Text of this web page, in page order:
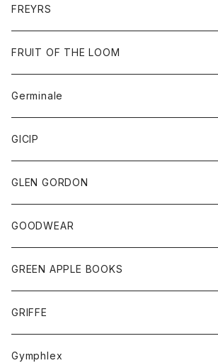
Tシャツ
ボトム
靴
アクセサリー
バッグ
FREYRS
サングラス
FRUIT OF THE LOOM
アウター
パーカー
グッズ
ネクタイ
チーフ
トップス
シャツ
タンクトップ
ボトム
ショートパンツ
スカート
レディース
スカート
Tシャツ
Germinale
靴
サンダル
GICIP
トップス
Tシャツ
GLEN GORDON
グッズ
手袋
GOODWEAR
トップス
Tシャツ
GREEN APPLE BOOKS
GRIFFE
Gymphlex